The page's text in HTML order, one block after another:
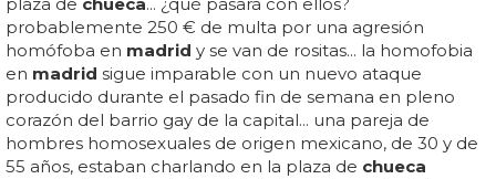
eventos? si no lo está, está en ello y algunas empresas ya
empiezan a anunciar sus planes para...